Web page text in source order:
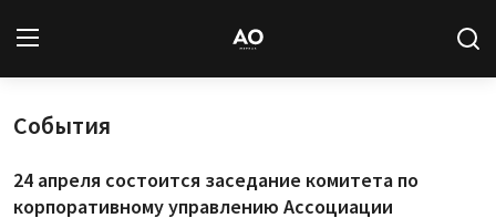
Вход
Новости
События
24 апреля состоится заседание комитета по
корпоративному управлению Ассоциации